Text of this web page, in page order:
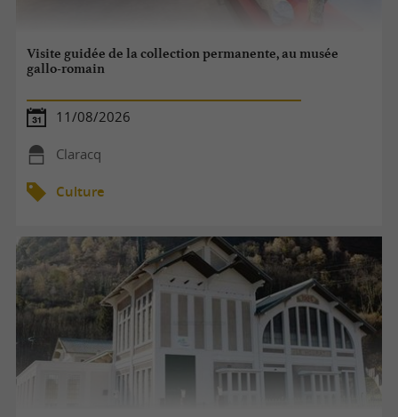
Visite guidée de la collection permanente, au musée
gallo-romain
11/08/2026
Claracq
Culture